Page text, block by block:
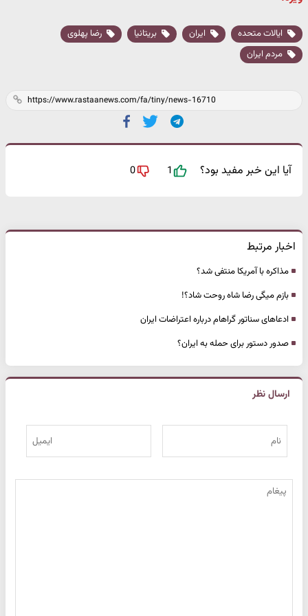
ایالات متحده ایران بریتانیا
رضا پهلوی
مردم ایران
آیا این خبر مفید بود؟ 1
0
اخبار مرتبط
مذاکره با آمریکا منتفی شد؟
بازم میگی رضا شاه روحت شاد؟!
ادعاهای سناتور گراهام درباره اعتراضات ایران
صدور دستور برای حمله به ایران؟
ارسال نظر